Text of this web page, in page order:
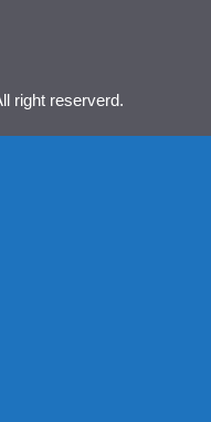
right reserverd.